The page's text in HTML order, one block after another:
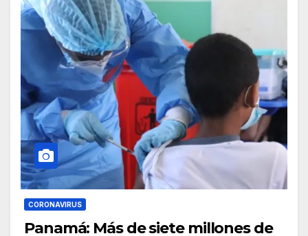
CORONAVIRUS
Panamá: Más de siete millones de